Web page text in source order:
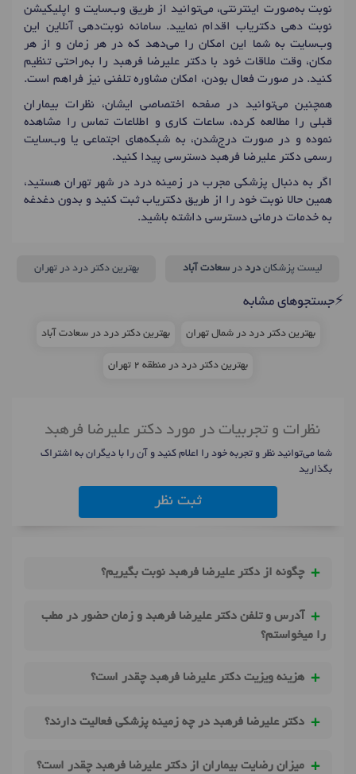
نوبت به‌صورت اینترنتی، می‌توانید از طریق وب‌سایت و اپلیکیشن
نوبت دهی دکتریاب اقدام نمایید. سامانه نوبت‌دهی آنلاین این
وب‌سایت به شما این امکان را می‌دهد که در هر زمان و از هر
مکان، وقت ملاقات خود با دکتر علیرضا فرهبد را به‌راحتی تنظیم
کنید. در صورت فعال بودن، امکان مشاوره تلفنی نیز فراهم است.
همچنین می‌توانید در صفحه اختصاصی ایشان، نظرات بیماران
قبلی را مطالعه کرده، ساعات کاری و اطلاعات تماس را مشاهده
نموده و در صورت درج‌شدن، به شبکه‌های اجتماعی یا وب‌سایت
رسمی دکتر علیرضا فرهبد دسترسی پیدا کنید.
اگر به دنبال پزشکی مجرب در زمینه درد در شهر تهران هستید،
همین حالا نوبت خود را از طریق دکتریاب ثبت کنید و بدون دغدغه
به خدمات درمانی دسترسی داشته باشید.
لیست پزشکاندرد درسعادت آباد بهترین دکتر درد در تهران
⚡جستجوهای مشابه
بهترین دکتر درد در شمال تهران بهترین دکتر درد در سعادت آباد
بهترین دکتر درد در منطقه 2 تهران
نظرات و تجربیات در مورد دکتر علیرضا فرهبد
شما می‌توانید نظر و تجربه خود را اعلام کنید و آن را با دیگران به اشتراک
بگذارید
ثبت نظر
چگونه از دکتر علیرضا فرهبد نوبت بگیریم؟
آدرس و تلفن دکتر علیرضا فرهبد و زمان حضور در مطب
را میخواستم؟
هزینه ویزیت دکتر علیرضا فرهبد چقدر است؟
دکتر علیرضا فرهبد در چه زمینه پزشکی فعالیت دارند؟
میزان رضایت بیماران از دکتر علیرضا فرهبد چقدر است؟